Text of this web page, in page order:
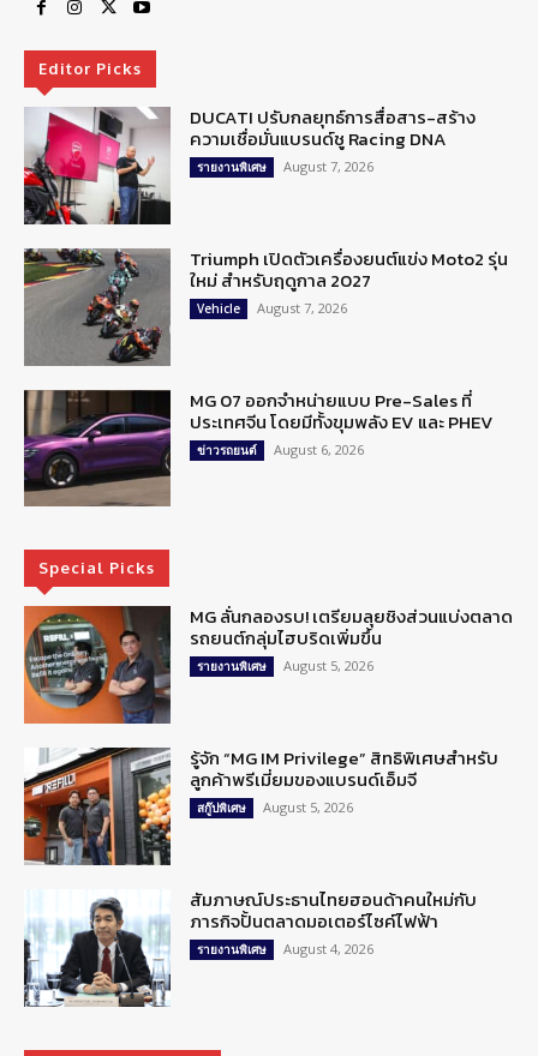
Editor Picks
DUCATI ปรับกลยุทธ์การสื่อสาร-สร้าง
ความเชื่อมั่นแบรนด์ชู Racing DNA
รายงานพิเศษ August 7, 2026
Triumph เปิดตัวเครื่องยนต์แข่ง Moto2 รุ่น
ใหม่ สำหรับฤดูกาล 2027
Vehicle August 7, 2026
MG 07 ออกจำหน่ายแบบ Pre-Sales ที่
ประเทศจีน โดยมีทั้งขุมพลัง EV และ PHEV
ข่าวรถยนต์ August 6, 2026
Special Picks
MG ลั่นกลองรบ! เตรียมลุยชิงส่วนแบ่งตลาด
รถยนต์กลุ่มไฮบริดเพิ่มขึ้น
รายงานพิเศษ August 5, 2026
รู้จัก “MG IM Privilege” สิทธิพิเศษสำหรับ
ลูกค้าพรีเมี่ยมของแบรนด์เอ็มจี
สกู๊ปพิเศษ August 5, 2026
สัมภาษณ์ประธานไทยฮอนด้าคนใหม่กับ
ภารกิจปั้นตลาดมอเตอร์ไซค์ไฟฟ้า
รายงานพิเศษ August 4, 2026